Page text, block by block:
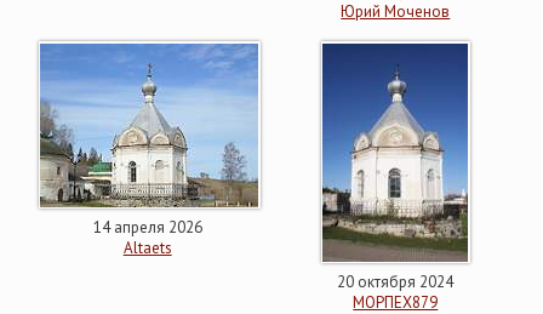
Юрий Моченов
14 апреля 2026
Altaets
20 октября 2024
МОРПЕХ879